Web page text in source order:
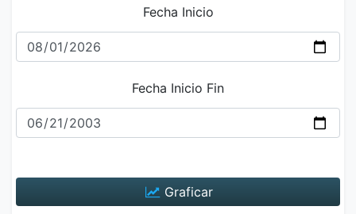
Fecha Inicio
Fecha Inicio Fin
Graficar